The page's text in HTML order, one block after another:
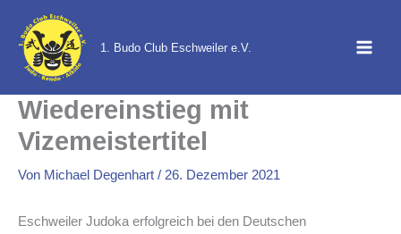
Inhalt
springen
1. Budo Club Eschweiler e.V.
Wiedereinstieg mit
Vizemeistertitel
Von Michael Degenhart / 26. Dezember 2021
Eschweiler Judoka erfolgreich bei den Deutschen